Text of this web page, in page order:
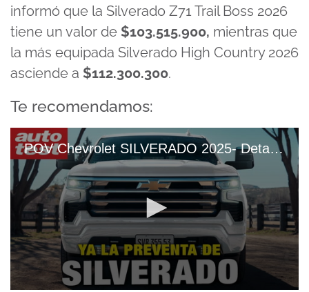
informó que la Silverado Z71 Trail Boss 2026
tiene un valor de $103.515.900, mientras que
la más equipada Silverado High Country 2026
asciende a $112.300.300.
Te recomendamos:
POV Chevrolet SILVERADO 2025- Detalles, VERSIONES Y PRECIOS De La Pick Up Full Size